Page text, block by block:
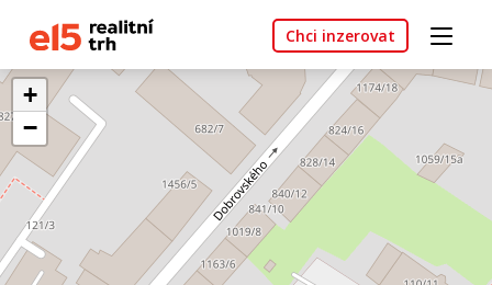
Chci inzerovat
+
−